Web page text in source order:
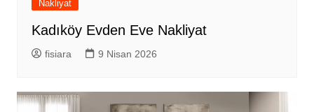
Nakliyat
Kadıköy Evden Eve Nakliyat
fisiara 9 Nisan 2026